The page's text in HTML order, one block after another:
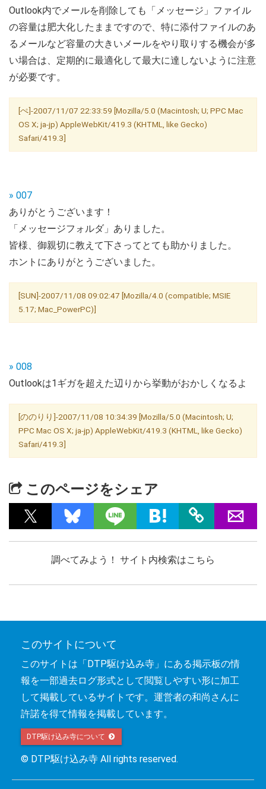
Outlook内でメールを削除しても「メッセージ」ファイル
の容量は肥大化したままですので、特に添付ファイルのあ
るメールなど容量の大きいメールをやり取りする機会が多
い場合は、定期的に最適化して最大に達しないように注意
が必要です。
[ぺ]-2007/11/07 22:33:59 [Mozilla/5.0 (Macintosh; U; PPC Mac
OS X; ja-jp) AppleWebKit/419.3 (KHTML, like Gecko)
Safari/419.3]
» 007
ありがとうございます！
「メッセージフォルダ」ありました。
皆様、御親切に教えて下さってとても助かりました。
ホントにありがとうございました。
[SUN]-2007/11/08 09:02:47 [Mozilla/4.0 (compatible; MSIE
5.17; Mac_PowerPC)]
» 008
Outlookは1ギガを超えた辺りから挙動がおかしくなるよ
[ののりり]-2007/11/08 10:34:39 [Mozilla/5.0 (Macintosh; U;
PPC Mac OS X; ja-jp) AppleWebKit/419.3 (KHTML, like Gecko)
Safari/419.3]
このページをシェア
調べてみよう！ サイト内検索はこちら
このサイトについて
このサイトは「DTP駆け込み寺」にある掲示板の情
報を一部過去ログ形式として閲覧しやすい形に加工
して掲載しているサイトです。運営者の和尚さんに
許諾を得て情報を掲載しています。
DTP駆け込み寺について
© DTP駆け込み寺 All rights reserved.